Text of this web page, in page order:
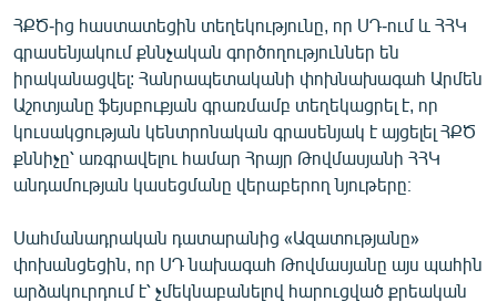
ՀՔԾ-ից հաստատեցին տեղեկությունը, որ ՍԴ-ում և ՀՀԿ
գրասենյակում քննչական գործողություններ են
իրականացվել: Հանրապետականի փոխնախագահ Արմեն
Աշոտյանը ֆեյսբուքյան գրառմամբ տեղեկացրել է, որ
կուսակցության կենտրոնական գրասենյակ է այցելել ՀՔԾ
քննիչը՝ առգրավելու համար Հրայր Թովմասյանի ՀՀԿ
անդամության կասեցմանը վերաբերող նյութերը։
Սահմանադրական դատարանից «Ազատությանը»
փոխանցեցին, որ ՍԴ նախագահ Թովմասյանը այս պահին
արձակուրդում է՝ չմեկնաբանելով հարուցված քրեական